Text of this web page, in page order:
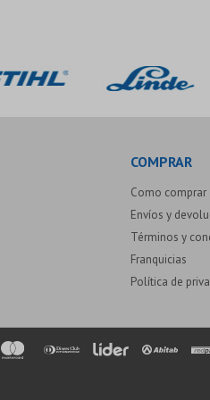
COMPRAR
Como comprar
Envíos y
Términos y
Franquicias
Política de